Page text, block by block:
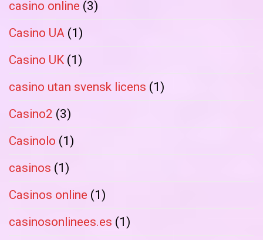
casino online (3)
Casino UA (1)
Casino UK (1)
casino utan svensk licens (1)
Casino2 (3)
Casinolo (1)
casinos (1)
Casinos online (1)
casinosonlinees.es (1)